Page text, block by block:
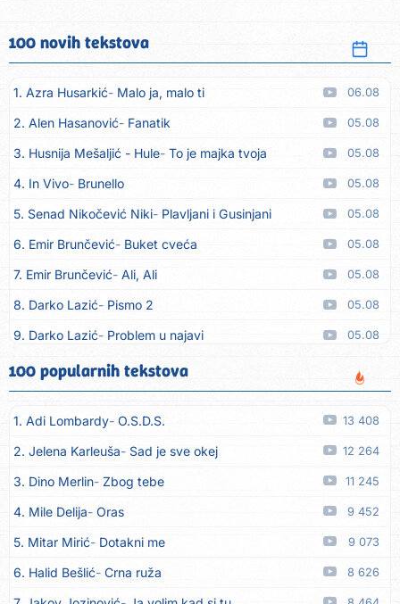
100 novih tekstova
1. Azra Husarkić Malo ja, malo ti 06.08
2. Alen Hasanović Fanatik 05.08
3. Husnija Mešaljić - Hule To je majka tvoja 05.08
4. In Vivo Brunello 05.08
5. Senad Nikočević Niki Plavljani i Gusinjani 05.08
6. Emir Brunčević Buket cveća 05.08
7. Emir Brunčević Ali, Ali 05.08
8. Darko Lazić Pismo 2 05.08
9. Darko Lazić Problem u najavi 05.08
10. Aleksandra Đuranović Kao zver
11. Meliha Imširović Čujem mili 05.08
12. Tereza Kesovija Prvi cvijet 05.08
13. Kopito Ka´ list ol kaduje (Poput lista od kadulje) 05.08
14. Alen Polić Rožica črljena 05.08
15. Oliver Dragojević 05.08
16. Klapa Kaše Dubrovnik 05.08
17. Grupa Makedonija Ima edna moma 05.08
100 popularnih tekstova
1. Adi Lombardy O.S.D.S. 13 408
2. Jelena Karleuša Sad je sve okej 12 264
3. Dino Merlin Zbog tebe 11 245
4. Mile Delija Oras 9 452
5. Mitar Mirić Dotakni me 9 073
6. Halid Bešlić Crna ruža 8 626